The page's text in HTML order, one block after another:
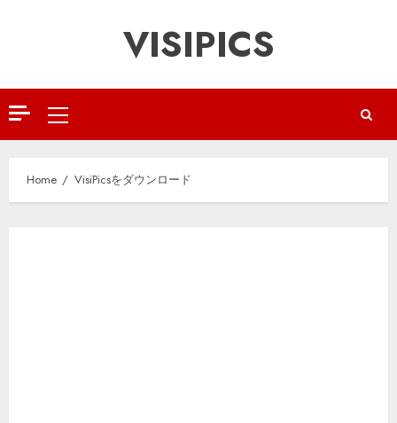
VISIPICS
Primary
Menu
Home VisiPicsをダウンロード